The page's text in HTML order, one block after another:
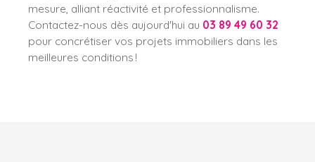
mesure, alliant réactivité et professionnalisme.
Contactez-nous dès aujourd'hui au 03 89 49 60 32
pour concrétiser vos projets immobiliers dans les
meilleures conditions !